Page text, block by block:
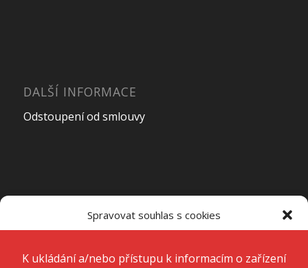
Spravovat souhlas s cookies
technologie, jako jsou soubory cookie. Děláme to, abychom zlepšili
DALŠÍ INFORMACE
Odstoupení od smlouvy
Pondělí – Pátek7:00 – 15:00